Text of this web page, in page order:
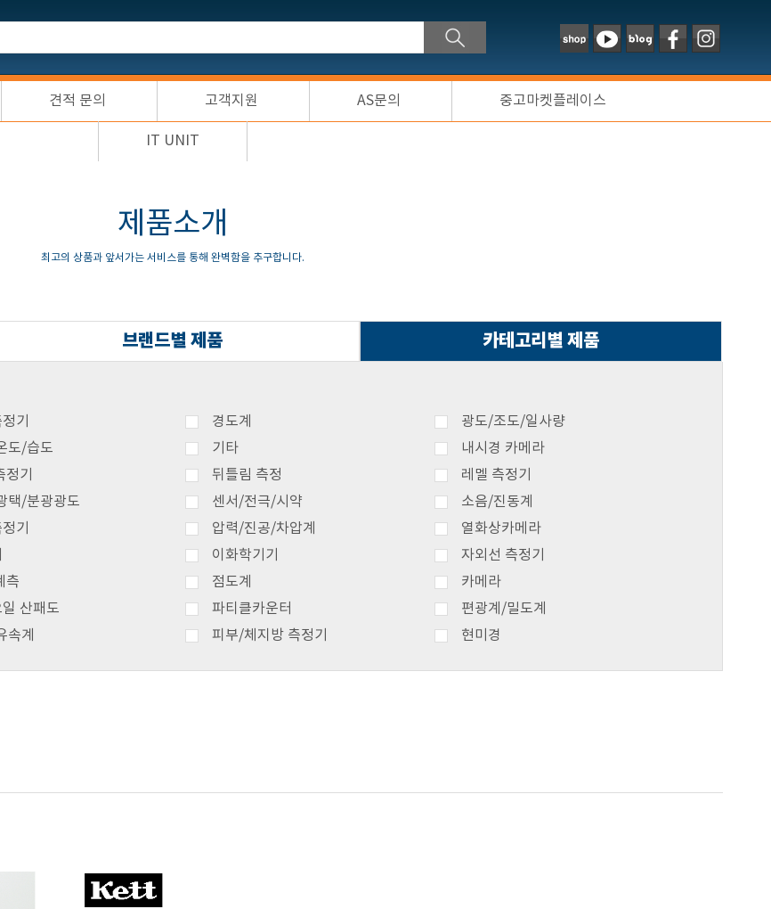
견적 문의 고객지원 AS문의 중고마켓플레이스
IT UNIT
제품소개
최고의 상품과 앞서가는 서비스를 통해 완벽함을 추구합니다.
브랜드별 제품 카테고리별 제품
기 경도계
광도/조도/일사량
도/습도 기타
내시경 카메라
정기 뒤틀림 측정
레멜 측정기
택/분광광도 센서/전극/시약
소음/진동계
기 압력/진공/차압계
열화상카메라
이화학기기
자외선 측정기
측 점도계
카메라
산패도 파티클카운터
편광계/밀도계
속계 피부/체지방 측정기 현미경